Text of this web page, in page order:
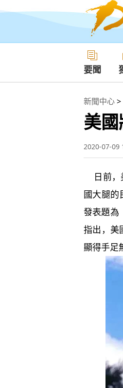
要聞
新聞中心>
美
2020-07-09
日前，
國大腿的
發表題為
指出，美
顯得手足